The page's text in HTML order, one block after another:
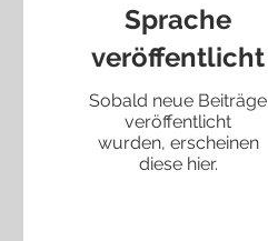
Sprache
veröffentlicht
Sobald neue Beiträge
veröffentlicht
wurden, erscheinen
diese hier.